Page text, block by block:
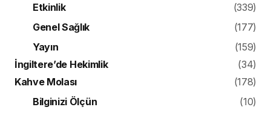
Etkinlik
(339)
Genel Sağlık
(177)
Yayın
(159)
İngiltere’de Hekimlik
(34)
Kahve Molası
(178)
Bilginizi Ölçün
(10)